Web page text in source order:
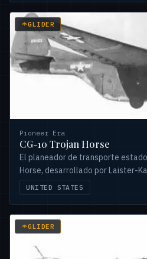
GLIDER
Pioneer Era
CG-10 Trojan Horse
El planeador de transporte
Horse, desarrollado por Laister-
capacidad de carga para 42
UNITED STATES
GLIDER